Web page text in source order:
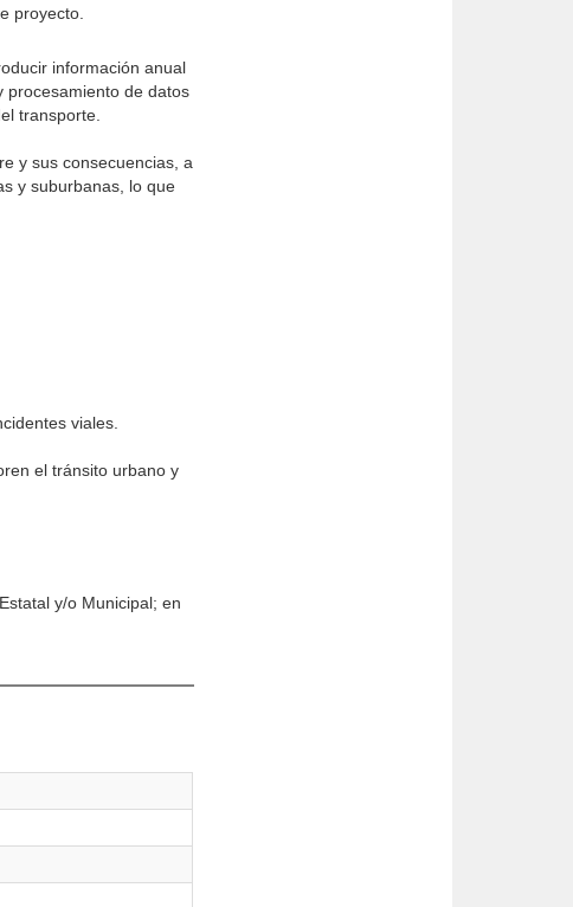
proyecto.
información anual
procesamiento de datos
transporte.
y sus consecuencias, a
y suburbanas, lo que
viales.
el tránsito urbano y
y/o Municipal; en